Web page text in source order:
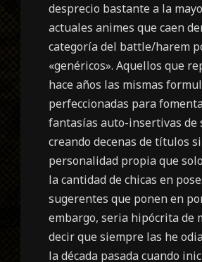
desprecio bastante a la
actuales animes que caen
categoría del battle/harem
«genéricos». Aquellos que
hace años las mismas
perfeccionadas para
fantasías auto-insertivas de
creando decenas de títulos
personalidad propia que
la cantidad de chicas en
sugerentes que ponen en
embargo, seria hipócrita de
decir que siempre las he
la década pasada cuando